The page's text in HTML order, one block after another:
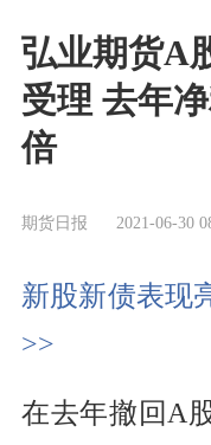
弘业期货A
受理 去年
倍
期货日报 2021-06-30
新股新债表现
>>
在去年撤回A